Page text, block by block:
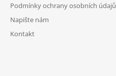
Podmínky ochrany osobních údajů
Napište nám
Kontakt